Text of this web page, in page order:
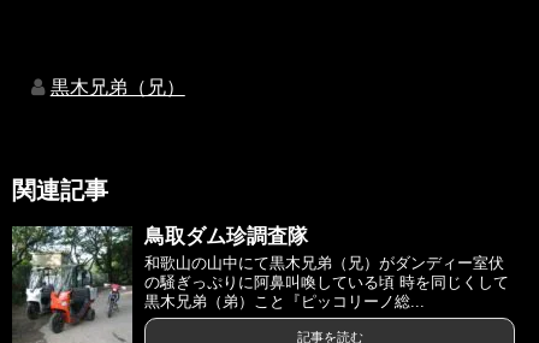
黒木兄弟（兄）
関連記事
鳥取ダム珍調査隊
和歌山の山中にて黒木兄弟（兄）がダンディー室伏
の騒ぎっぷりに阿鼻叫喚している頃 時を同じくして
黒木兄弟（弟）こと『ピッコリーノ総...
記事を読む